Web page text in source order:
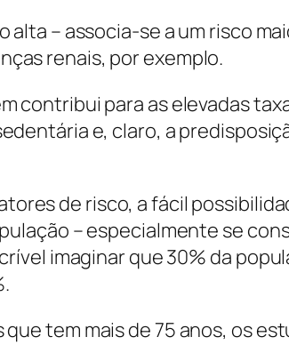
alta – associa-se a um risco
renais, por exemplo.
contribui para as elevadas
e, claro, a
de risco, a fácil
– especialmente se
imaginar que 30% da
tem mais de 75 anos, os